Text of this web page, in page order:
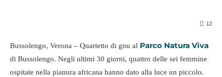
12
Bussolengo, Verona – Quartetto di gnu al Parco Natura Viva
di Bussolengo. Negli ultimi 30 giorni, quattro delle sei femmine
ospitate nella pianura africana hanno dato alla luce un piccolo.